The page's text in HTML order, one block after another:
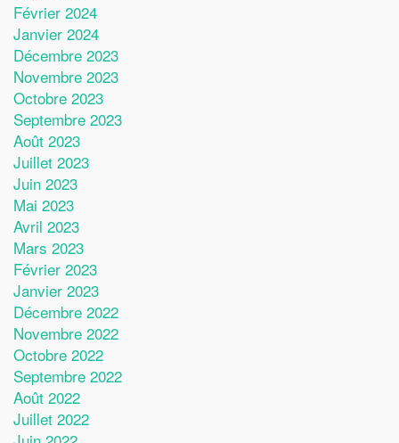
Février 2024
Janvier 2024
Décembre 2023
Novembre 2023
Octobre 2023
Septembre 2023
Août 2023
Juillet 2023
Juin 2023
Mai 2023
Avril 2023
Mars 2023
Février 2023
Janvier 2023
Décembre 2022
Novembre 2022
Octobre 2022
Septembre 2022
Août 2022
Juillet 2022